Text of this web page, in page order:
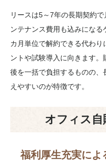
リースは5～7年の長期契約
ンテナンス費用も込みにな
カ月単位で解約できる代わ
ントや試験導入に向きます
後を一括で負担するものの
えやすいのが特徴です。
オフィス自
福利厚生充実によ